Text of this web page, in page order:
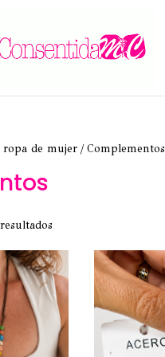
ropa de mujer /Complementos
los
últimos